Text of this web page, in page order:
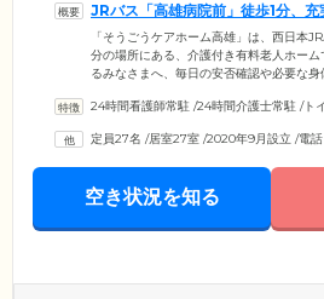
JRバス「高雄病院前」徒歩1分、充
ビスが魅力です
「そうごうケアホーム高雄」は、西日本
分の場所にある、介護付き有料老人ホー
るみなさまへ、毎日の安否確認や必要な
大きな安心感のある、豊かで快適な毎日を
設内にある厨房で、専任スタッフがお作り
てのおいしさをご堪能ください。嚥下状
も設けています。
24時間看護師常駐 /24時間介護士常駐 /ト
定員27名 /居室27室 /2020年9月設立 /電話
空き状況を知る